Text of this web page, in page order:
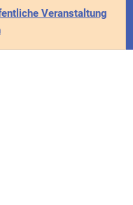
Veranstaltung